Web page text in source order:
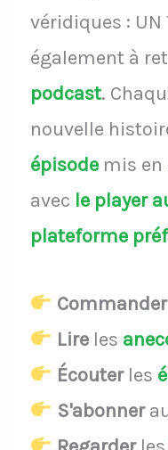
véridiques : UN
également à
podcast.
nouvelle
épisodemis en
avec le player
plateforme
Commander
Lireles
Écouterles
S'abonner